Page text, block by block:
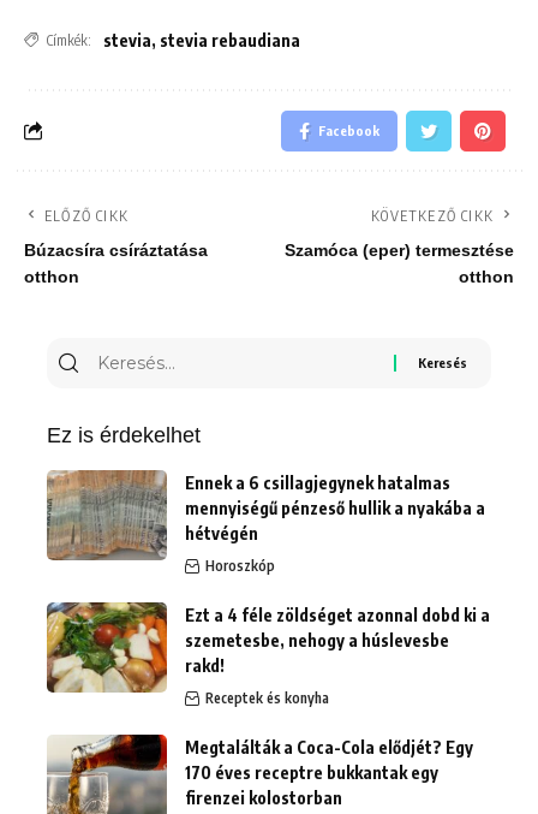
Címkék: stevia, stevia rebaudiana
Facebook
ELŐZŐ CIKK
Búzacsíra csíráztatása
otthon
KÖVETKEZŐ CIKK
Szamóca (eper) termesztése
otthon
Keresés
Ez is érdekelhet
Ennek a 6 csillagjegynek hatalmas
mennyiségű pénzeső hullik a nyakába a
hétvégén
Horoszkóp
Ezt a 4 féle zöldséget azonnal dobd ki a
szemetesbe, nehogy a húslevesbe
rakd!
Receptek és konyha
Megtalálták a Coca-Cola elődjét? Egy
170 éves receptre bukkantak egy
firenzei kolostorban